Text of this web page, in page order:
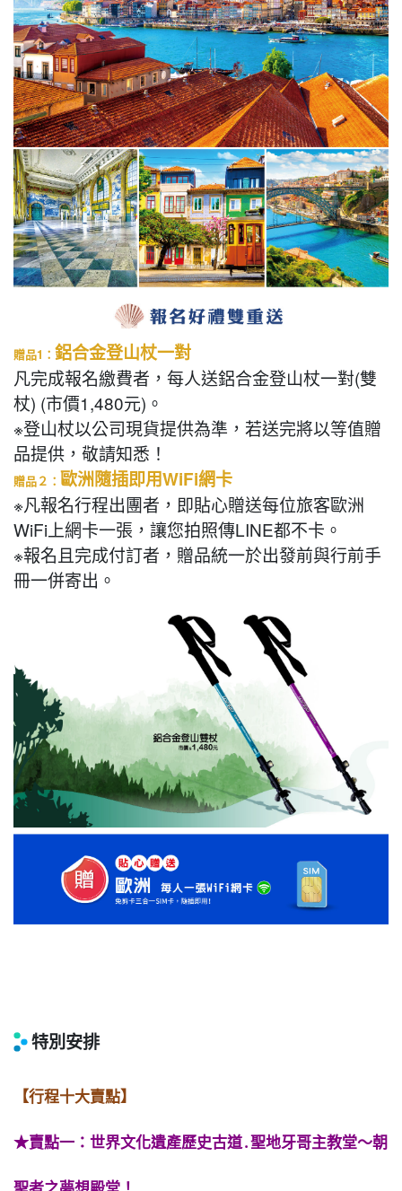
贈品1： 鋁合金登山杖一對
凡完成報名繳費者，每人送鋁合金登山杖一對(雙
杖) (市價1,480元)。
※登山杖以公司現貨提供為準，若送完將以等值贈
品提供，敬請知悉！
贈品２： 歐洲隨插即用WiFi網卡
※凡報名行程出團者，即貼心贈送每位旅客歐洲
WiFi上網卡一張，讓您拍照傳LINE都不卡。
※報名且完成付訂者，贈品統一於出發前與行前手
冊一併寄出。
特別安排
【行程十大賣點】
★賣點一：世界文化遺產歷史古道․聖地牙哥主教堂〜朝